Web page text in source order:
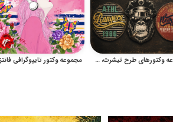
مجموعه وکتورهای طرح تیشرت، تایپوگرافی و گرافیک رترو مناسب چاپ و تبلیغات